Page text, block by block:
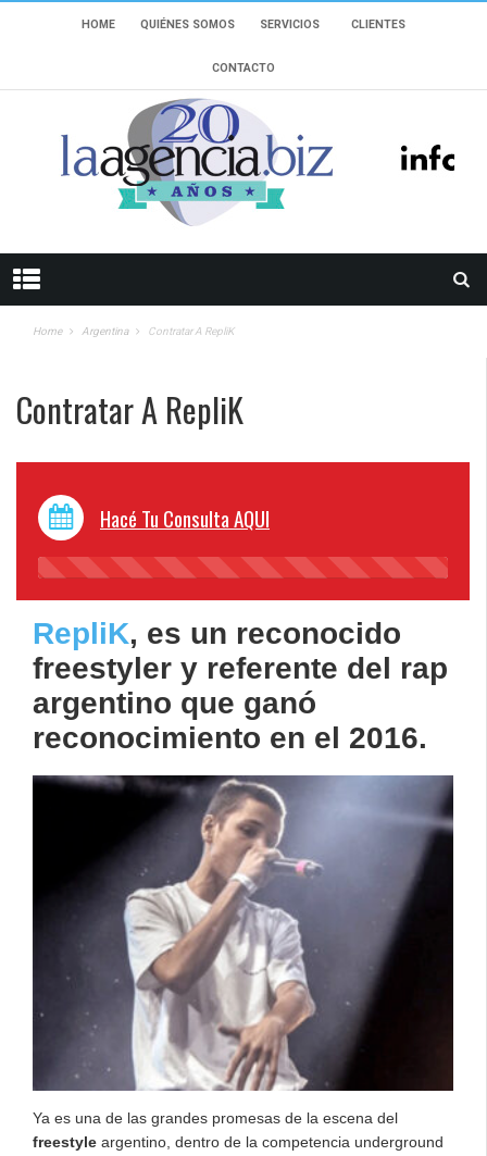
HOME QUIÉNES SOMOS SERVICIOS CLIENTES
CONTACTO
Home Argentina Contratar A RepliK
Contratar A RepliK
Hacé Tu Consulta AQUI
45%
RepliK, es un reconocido
freestyler y referente del rap
argentino que ganó
reconocimiento en el 2016.
Ya es una de las grandes promesas de la escena del
freestyle argentino, dentro de la competencia underground